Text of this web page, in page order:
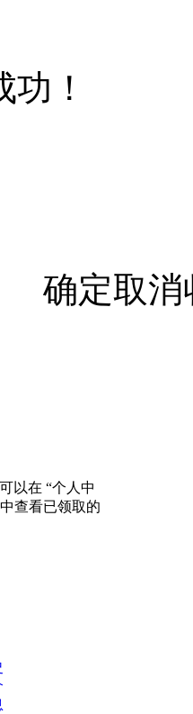
！
确定取
以在 “个人中
查看已领取的